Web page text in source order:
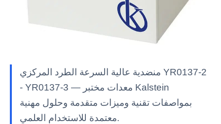
منضدية عالية السرعة الطرد المركزي YR0137-2
- YR0137-3 — معدات مختبر Kalstein
بمواصفات تقنية وميزات متقدمة وحلول مهنية
معتمدة للاستخدام العلمي.